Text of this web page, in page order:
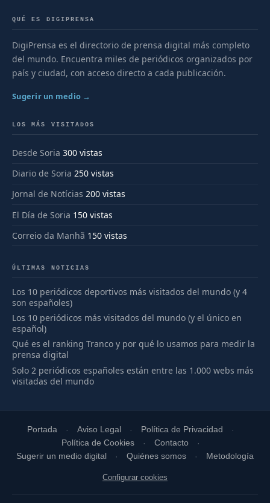
QUÉ ES DIGIPRENSA
DigiPrensa es el directorio de prensa digital más completo
del mundo. Encuentra miles de periódicos organizados por
país y ciudad, con acceso directo a cada publicación.
Sugerir un medio →
LOS MÁS VISITADOS
Desde Soria 300 vistas
Diario de Soria 250 vistas
Jornal de Notícias 200 vistas
El Día de Soria 150 vistas
Correio da Manhã 150 vistas
ÚLTIMAS NOTICIAS
Los 10 periódicos deportivos más visitados del mundo (y 4
son españoles)
Los 10 periódicos más visitados del mundo (y el único en
español)
Qué es el ranking Tranco y por qué lo usamos para medir la
prensa digital
Solo 2 periódicos españoles están entre las 1.000 webs más
visitadas del mundo
Portada Aviso Legal
Política de Privacidad
Política de Cookies
Contacto
Sugerir un medio digital
Quiénes somos Metodología
Configurar cookies